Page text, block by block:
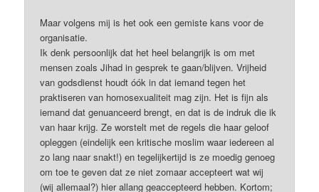
Maar volgens mij is het ook een gemiste kans voor de
organisatie.
Ik denk persoonlijk dat het heel belangrijk is om met
mensen zoals Jihad in gesprek te gaan/blijven. Vrijheid
van godsdienst houdt óók in dat iemand tegen het
praktiseren van homosexualiteit mag zijn. Het is fijn als
iemand dat genuanceerd brengt, en dat is de indruk die ik
van haar krijg. Ze worstelt met de regels die haar geloof
opleggen (eindelijk een kritische moslim waar iedereen al
zo lang naar snakt!) en tegelijkertijd is ze moedig genoeg
om toe te geven dat ze niet zomaar accepteert wat wij
(wij allemaal?) hier allang geaccepteerd hebben. Kortom;